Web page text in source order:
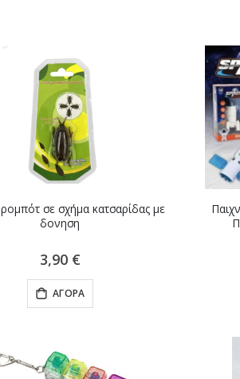
ρομπότ σε σχήμα κατσαρίδας με
δονηση
3,90 €
ΑΓΟΡΆ